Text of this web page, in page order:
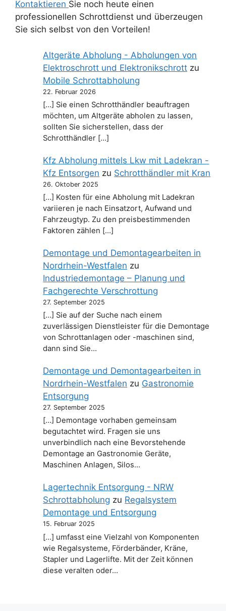
Kontaktieren Sie noch heute einen
professionellen Schrottdienst und überzeugen
Sie sich selbst von den Vorteilen!
Altgeräte Abholung - Abholungen von
Elektroschrott und Elektronikschrott zu
Mobile Schrottabholung
22. Februar 2026
[…] Sie einen Schrotthändler beauftragen
möchten, um Altgeräte abholen zu lassen,
sollten Sie sicherstellen, dass der
Schrotthändler […]
Kfz Abholung mittels Lkw mit Ladekran -
Kfz Entsorgen zu Schrotthändler mit Kran
26. Oktober 2025
[…] Kosten für eine Abholung mit Ladekran
variieren je nach Einsatzort, Aufwand und
Fahrzeugtyp. Zu den preisbestimmenden
Faktoren zählen […]
Demontage und Demontagearbeiten in
Nordrhein-Westfalen zu
Industriedemontage – Planung und
Fachgerechte Verschrottung
27. September 2025
[…] Sie auf der Suche nach einem
zuverlässigen Dienstleister für die Demontage
von Schrottanlagen oder -maschinen sind,
dann sind Sie…
Demontage und Demontagearbeiten in
Nordrhein-Westfalen zu Gastronomie
Entsorgung
27. September 2025
[…] Demontage vorhaben gemeinsam
begutachtet wird. Fragen sie uns
unverbindlich nach eine Bevorstehende
Demontage an Gastronomie Geräte,
Maschinen Anlagen, Silos…
Lagertechnik Entsorgung - NRW
Schrottabholung zu Regalsystem
Demontage und Entsorgung
15. Februar 2025
[…] umfasst eine Vielzahl von Komponenten
wie Regalsysteme, Förderbänder, Kräne,
Stapler und Lagerlifte. Mit der Zeit können
diese veralten oder…